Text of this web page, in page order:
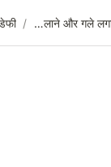
हाथ मिलाने और गले लगाने में भागीदार
/
डेफी
/
Zerion